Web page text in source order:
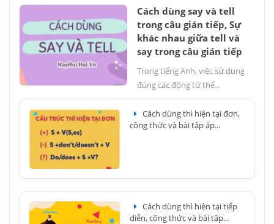
Cách dùng say và tell
trong câu gián tiếp, Sự
khác nhau giữa tell và
say trong câu gián tiếp
Trong tiếng Anh, việc sử dụng
đúng các động từ thể...
Cách dùng thì hiện tại đơn,
công thức và bài tập áp...
Cách dùng thì hiện tại tiếp
diễn, công thức và bài tập...